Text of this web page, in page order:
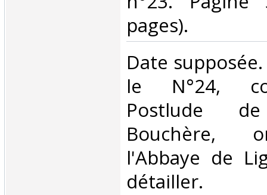
pages).‎
‎Date
le N°24,
Postlude
Bouchère,
l'Abbaye de
détailler. ‎